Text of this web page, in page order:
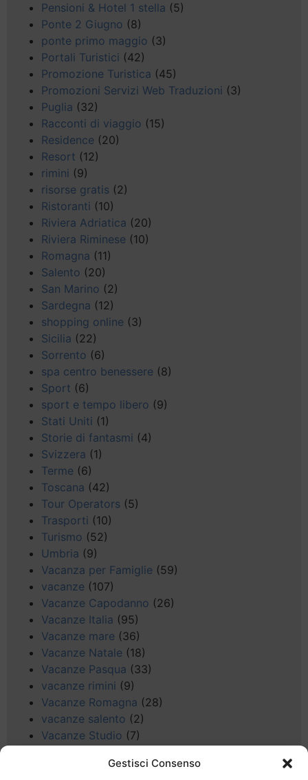
Gestisci Consenso
Pensioni & Hotel 1 stella (5)
Ponte 2 Giugno (8)
ponte primo maggio (3)
Portali Turistici (42)
Promozione Turistica (45)
Promozioni Servizi Web Traduzioni (3)
Puglia (32)
Racconti di viaggio (15)
Residence (20)
Resort (12)
rimini (9)
risorse gratis (2)
Ristoranti (10)
Riviera Adriatica (20)
Riviera Riminese (10)
Romagna (11)
Salento (20)
San Marino (2)
Sardegna (12)
shopping online (3)
Sicilia (22)
Sorrento (6)
spa centro benessere (8)
Sport (6)
sport e tempo libero (9)
Stati Uniti (1)
Storie di fantasmi (4)
Svizzera (1)
Terme (6)
Toscana (42)
Tour Operators (5)
Trasporti (10)
Turismo (52)
Umbria (9)
Vacanza per Famiglie (59)
vacanze (107)
Vacanze Capodanno (26)
Vacanze Italia (95)
Vacanze mare (36)
Vacanze Natale (18)
Vacanze Pasqua (33)
vacanze rimini (9)
Vacanze Romagna (28)
vacanze salento (2)
Vacanze Studio (7)
(5)